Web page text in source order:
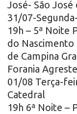
José- São José
31/07-
19h – 5ª Noite
do Nascimento
de Campina
Forania
01/08 Terça-
Catedral
19h 6ª Noite –